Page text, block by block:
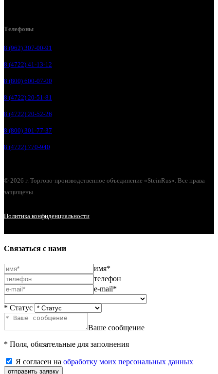
Телефоны
8 (962) 307-00-91
8 (4722) 41-13-12
8 (800) 600-07-00
8 (4722) 20-51-81
8 (4722) 20-52-26
8 (800) 301-77-37
8 (4722) 770-940
© 2026 г. Торгово-производственное объединение «SteinRus». Все права
защищены.
Политика конфиденциальности
Связаться с нами
имя*
телефон
e-mail*
* Статус
Ваше сообщение
* Поля, обязательные для заполнения
Я согласен на обработку моих персональных данных
отправить заявку